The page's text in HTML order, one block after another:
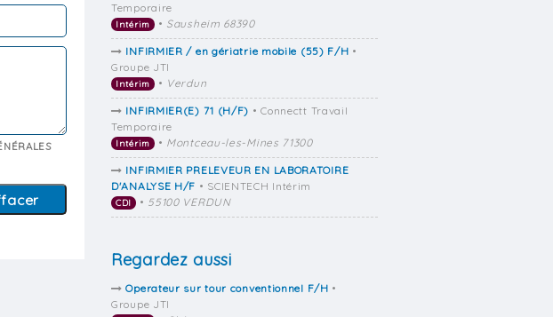
Temporaire
Intérim • Sausheim 68390
INFIRMIER / en gériatrie mobile (55) F/H •
Groupe JTI
Intérim • Verdun
INFIRMIER(E) 71 (H/F) • Connectt Travail
Temporaire
Intérim • Montceau-les-Mines 71300
INFIRMIER PRELEVEUR EN LABORATOIRE
D'ANALYSE H/F • SCIENTECH Intérim
CDI • 55100 VERDUN
Regardez aussi
Operateur sur tour conventionnel F/H •
Groupe JTI